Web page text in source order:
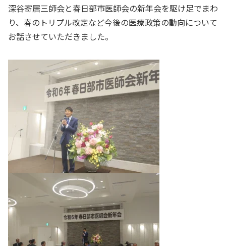
深谷寄居三師会と春日部市医師会の新年会を駆け足でまわ
り、春のトリプル改定など今後の医療政策の動向について
お話させていただきました。